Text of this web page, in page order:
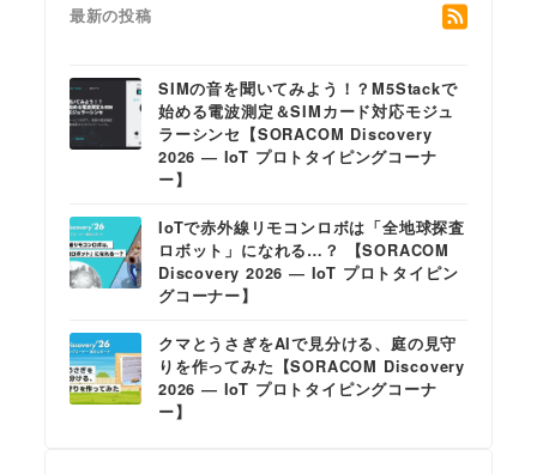
最新の投稿
SIMの音を聞いてみよう！？M5Stackで
始める電波測定＆SIMカード対応モジュ
ラーシンセ【SORACOM Discovery
2026 ― IoT プロトタイピングコーナ
ー】
IoTで赤外線リモコンロボは「全地球探査
ロボット」になれる…？ 【SORACOM
Discovery 2026 ― IoT プロトタイピン
グコーナー】
クマとうさぎをAIで見分ける、庭の見守
りを作ってみた【SORACOM Discovery
2026 ― IoT プロトタイピングコーナ
ー】